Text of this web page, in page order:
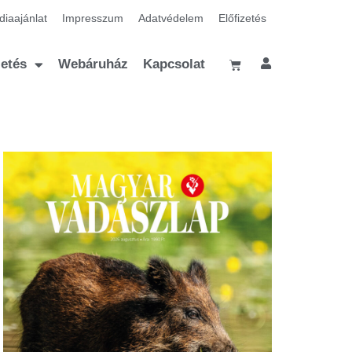
Impresszum Adatvédelem Előfizetés
Webáruház Kapcsolat